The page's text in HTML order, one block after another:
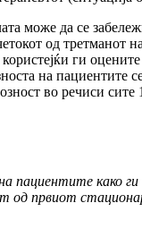
може да се
од третманот
ги
на па­циен­тите
во речиси сите
пациентите како ги
од првиот